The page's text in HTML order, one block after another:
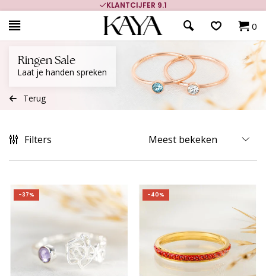
KLANTCIJFER 9.1
0
Ringen Sale
Laat je handen spreken
Terug
Filters
-37% -40%